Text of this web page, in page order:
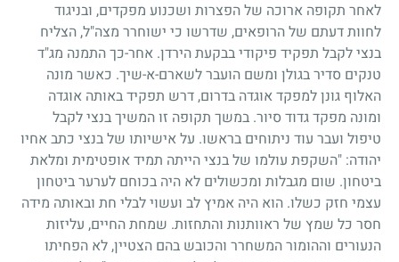
לאחר תקופה ארוכה של הפצרות ושכנוע מפקדים, ובניגוד
לחוות דעתם של הרופאים, שדרשו כי ישוחרר מצה"ל, הצליח
בנצי לקבל תפקיד פיקודי בבקעת הירדן. אחר-כך התמנה מג"ד
טנקים סדיר בגולן ומשם הועבר לשארם-א-שיך. כאשר מונה
האלוף גונן למפקד אוגדה בדרום, דרש תפקיד באותה אוגדה
ומונה מפקד גדוד סיור. במשך תקופה זו המשיך בנצי לקבל
טיפול ועבר עוד ניתוחים בראשו. על אישיותו של בנצי כתב אחיו
יהודה: "השקפת עולמו של בנצי הייתה תמיד אופטימית ומלאת
ביטחון. שום מגבלות ומכשולים לא היה בכוחם לערער ביטחון
עצמי חזק כשלו. הוא היה אמיץ לב ועשוי לבלי חת ובאותה מידה
חסר כל שמץ של ראוותנות והתחזות. שמחת החיים, עליזות
הנעורים וההומור המשחרר והכובש בהם הצטיין, לא הפחיתו